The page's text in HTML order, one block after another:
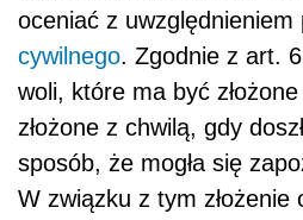
oceniać z uwzględnieniem
cywilnego. Zgodnie z art.
woli, które ma być
złożone z chwilą, gdy
sposób, że mogła się
W związku z tym złożenie